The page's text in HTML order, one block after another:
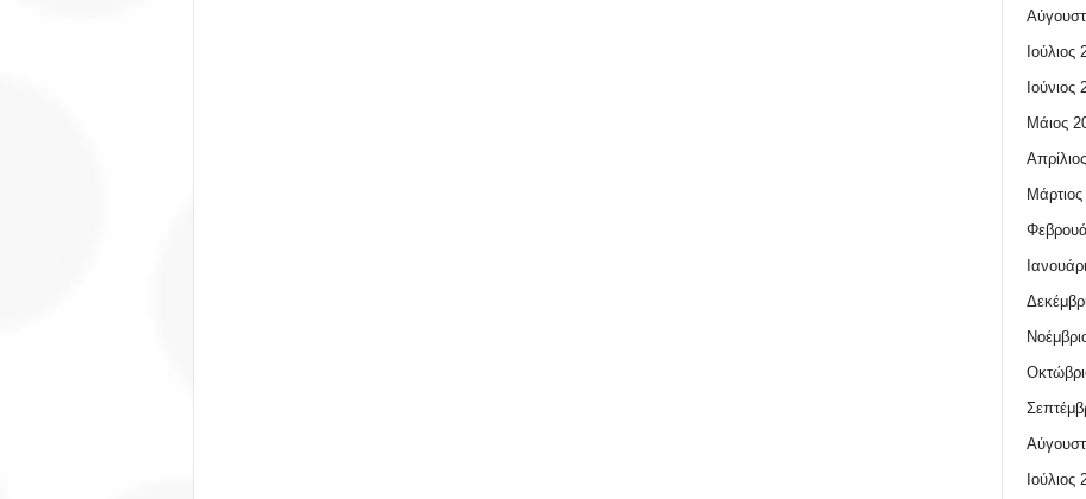
Ιούλιος
Ιούνιος
Μάιος
Ιούλιος